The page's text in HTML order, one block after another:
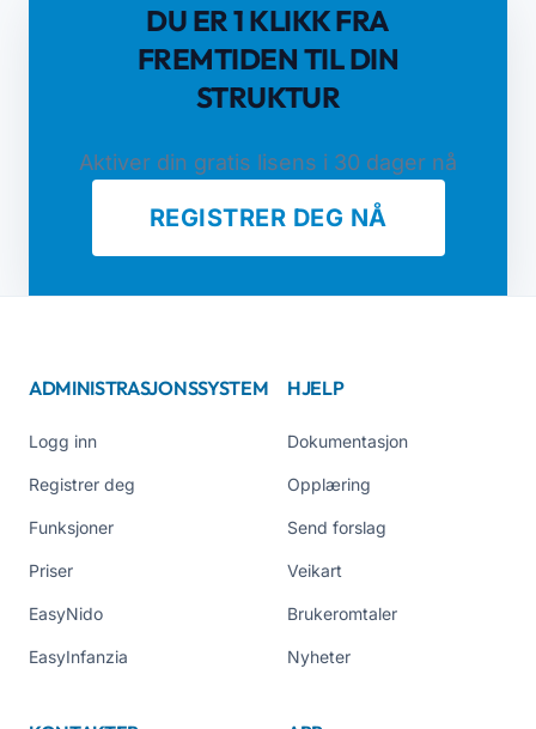
DU ER 1 KLIKK FRA
FREMTIDEN TIL DIN
STRUKTUR
Aktiver din gratis lisens i 30 dager nå
REGISTRER DEG NÅ
ADMINISTRASJONSSYSTEM
Logg inn
Registrer deg
Funksjoner
Priser
EasyNido
EasyInfanzia
HJELP
Dokumentasjon
Opplæring
Send forslag
Veikart
Brukeromtaler
Nyheter